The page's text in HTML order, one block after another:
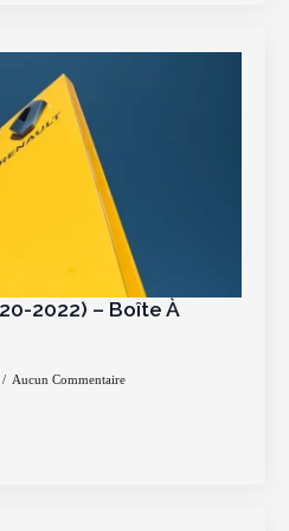
2022) – Boîte À
Aucun Commentaire